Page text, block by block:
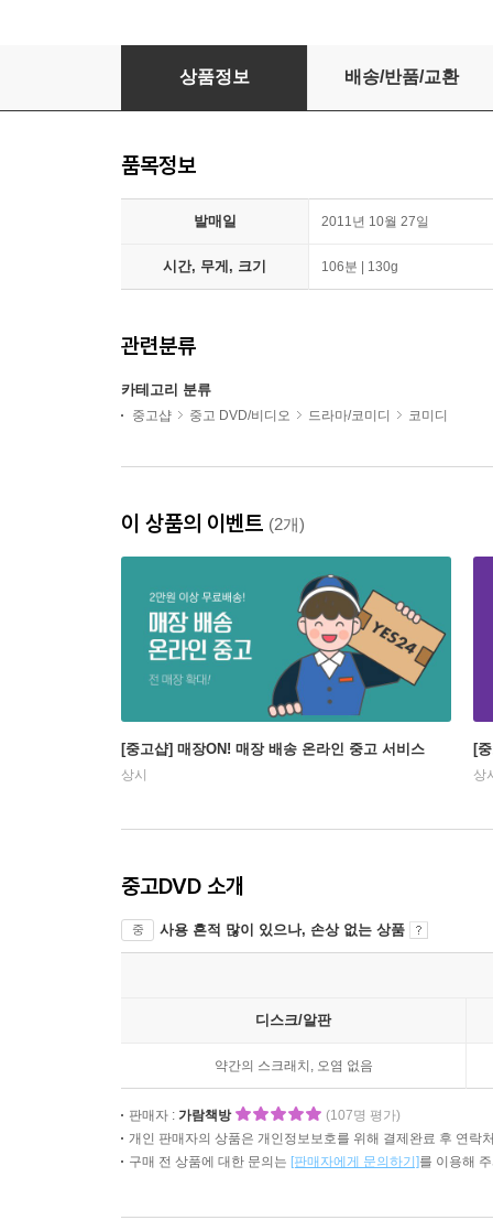
[중고-중] 나를 책임져, 알피
상품정보 배송/반품/교환
품목정보
발매일 2011년 10월 27일
시간, 무게, 크기 106분 | 130g
관련분류
카테고리 분류
중고샵 중고 DVD/비디오 드라마/코미디 코미디
이 상품의 이벤트 (2개)
[중고샵] 매장ON! 매장 배송 온라인 중고 서비스
상시
[
상
중고DVD 소개
중 사용 흔적 많이 있으나, 손상 없는 상품
디스크/알판
약간의 스크래치, 오염 없음
판매자 : 가람책방
(107명 평가)
개인 판매자의 상품은 개인정보보호를 위해 결제완료 후 연락
구매 전 상품에 대한 문의는 [판매자에게 문의하기]를 이용해